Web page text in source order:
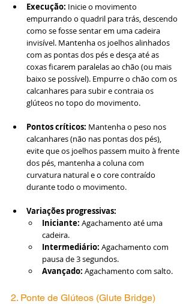
Execução: Inicie o movimento
empurrando o quadril para trás, descendo
como se fosse sentar em uma cadeira
invisível. Mantenha os joelhos alinhados
com as pontas dos pés e desça até as
coxas ficarem paralelas ao chão (ou mais
baixo se possível). Empurre o chão com os
calcanhares para subir e contraia os
glúteos no topo do movimento.
Pontos críticos: Mantenha o peso nos
calcanhares (não nas pontas dos pés),
evite que os joelhos passem muito à frente
dos pés, mantenha a coluna com
curvatura natural e o core contraído
durante todo o movimento.
Variações progressivas:
Iniciante: Agachamento até uma
cadeira.
Intermediário: Agachamento com
pausa de 3 segundos.
Avançado: Agachamento com salto.
2. Ponte de Glúteos (Glute Bridge)